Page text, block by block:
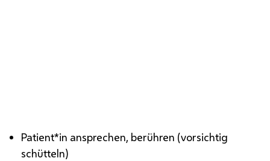
Patient*in ansprechen, berühren (vorsichtig
schütteln)